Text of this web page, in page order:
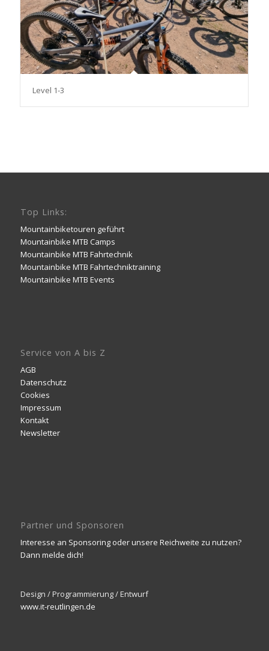
Level 1-3
Top Links:
Mountainbiketouren geführt
Mountainbike MTB Camps
Mountainbike MTB Fahrtechnik
Mountainbike MTB Fahrtechniktraining
Mountainbike MTB Events
Service von A bis Z
AGB
Datenschutz
Cookies
Impressum
Kontakt
Newsletter
Partner und Sponsoren
Interesse an Sponsoring oder unsere Reichweite zu nutzen?
Dann melde dich!
Design / Programmierung / Entwurf
www.it-reutlingen.de